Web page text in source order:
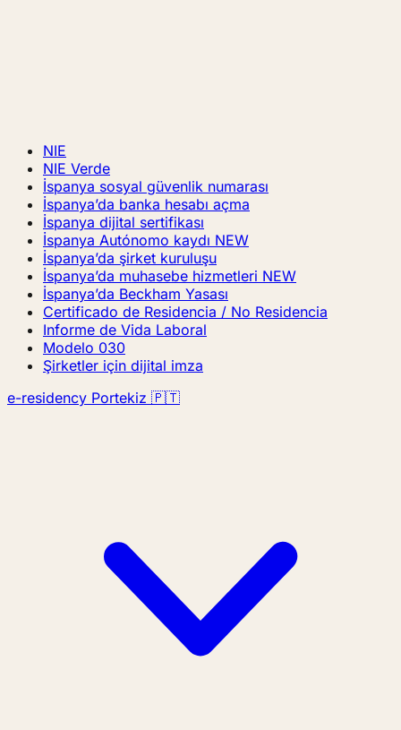
NIE
NIE Verde
İspanya sosyal güvenlik numarası
İspanya’da banka hesabı açma
İspanya dijital sertifikası
İspanya Autónomo kaydı NEW
İspanya’da şirket kuruluşu
İspanya’da muhasebe hizmetleri NEW
İspanya’da Beckham Yasası
Certificado de Residencia / No Residencia
Informe de Vida Laboral
Modelo 030
Şirketler için dijital imza
e-residency Portekiz 🇵🇹